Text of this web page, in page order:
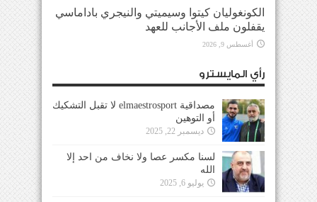
الكونغوليان كيتوا وسيميتي والنيجري باداماسي
يقفلون ملف الأجانب للعهد
أغسطس 9, 2026
رأي المايسترو
مصداقية elmaestrosport لا تقبل التشكيك
أو التوهين
ديسمبر 22, 2025
لسنا مكسر عصا ولا نخاف من احد إلا
الله
يوليو 6, 2025